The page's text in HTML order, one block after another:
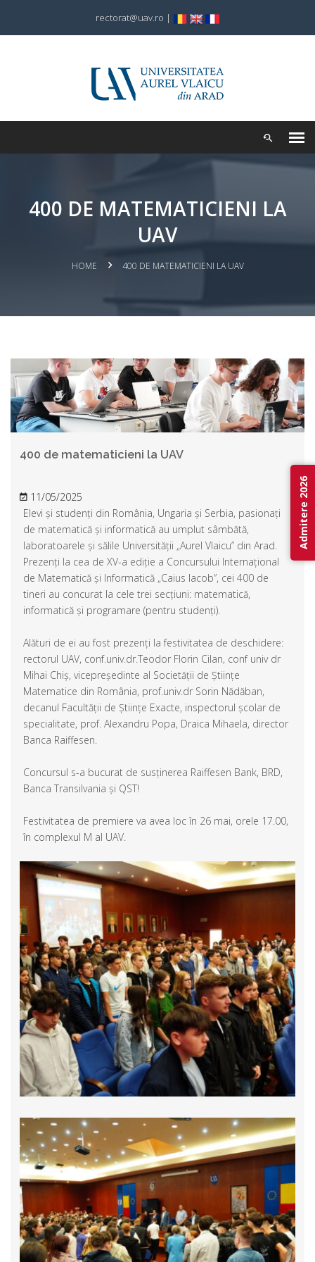
rectorat@uav.ro |
400 DE MATEMATICIENI LA
UAV
HOME 400 DE MATEMATICIENI LA UAV
400 de matematicieni la UAV
11/05/2025
Elevi și studenți din România, Ungaria și Serbia, pasionați
de matematică și informatică au umplut sâmbătă,
laboratoarele și sălile Universității „Aurel Vlaicu” din Arad.
Prezenți la cea de XV-a ediție a Concursului Internațional
de Matematică și Informatică „Caius Iacob”, cei 400 de
tineri au concurat la cele trei secțiuni: matematică,
informatică și programare (pentru studenți).
Alături de ei au fost prezenți la festivitatea de deschidere:
rectorul UAV, conf.univ.dr.Teodor Florin Cilan, conf univ dr
Mihai Chiș, vicepreședinte al Societății de Științe
Matematice din România, prof.univ.dr Sorin Nădăban,
decanul Facultății de Științe Exacte, inspectorul școlar de
specialitate, prof. Alexandru Popa, Draica Mihaela, director
Banca Raiffesen.
Concursul s-a bucurat de susținerea Raiffesen Bank, BRD,
Banca Transilvania și QST!
Festivitatea de premiere va avea loc în 26 mai, orele 17.00,
în complexul M al UAV.
Admitere 2026